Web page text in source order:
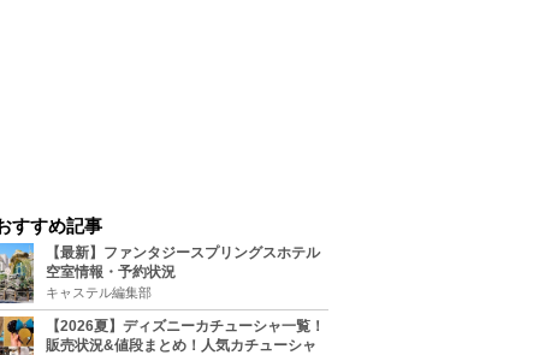
すすめ記事
【最新】ファンタジースプリングスホテル
空室情報・予約状況
キャステル編集部
【2026夏】ディズニーカチューシャ一覧！
販売状況&値段まとめ！人気カチューシャ